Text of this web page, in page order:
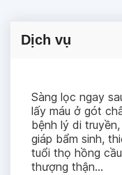
Dịch vụ
Sàng lọc ngay
lấy máu ở gót
bệnh lý di
giáp bẩm sinh,
tuổi thọ hồng
thượng thận…